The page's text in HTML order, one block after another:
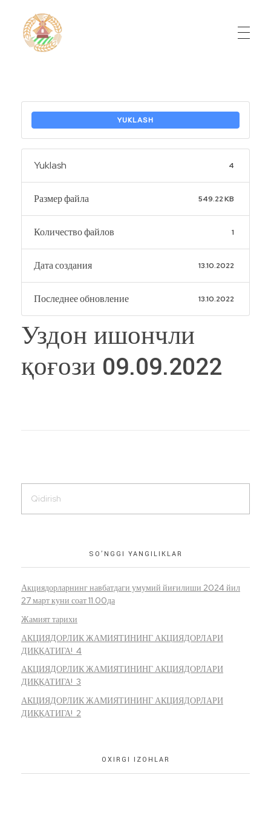
YUKLASH
Yuklash 4
Размер файла 549.22 KB
Количество файлов 1
Дата создания 13.10.2022
Последнее обновление 13.10.2022
Уздон ишончли
қоғози 09.09.2022
SO’NGGI YANGILIKLAR
Акциядорларнинг навбатдаги умумий йиғилиши 2024 йил
27 март куни соат 11.00да
Жамият тарихи
АКЦИЯДОРЛИК ЖАМИЯТИНИНГ АКЦИЯДОРЛАРИ
ДИҚҚАТИГА! 4
АКЦИЯДОРЛИК ЖАМИЯТИНИНГ АКЦИЯДОРЛАРИ
ДИҚҚАТИГА! 3
АКЦИЯДОРЛИК ЖАМИЯТИНИНГ АКЦИЯДОРЛАРИ
ДИҚҚАТИГА! 2
OXIRGI IZOHLAR